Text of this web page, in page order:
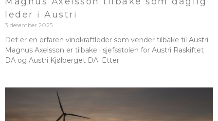
leder i Austri
3 desember 2025
Det er en erfaren vindkraftleder som vender tilbake til Austri.
Magnus Axelsson er tilbake i sjefsstolen for Austri Raskiftet
DA og Austri Kjølberget DA. Etter